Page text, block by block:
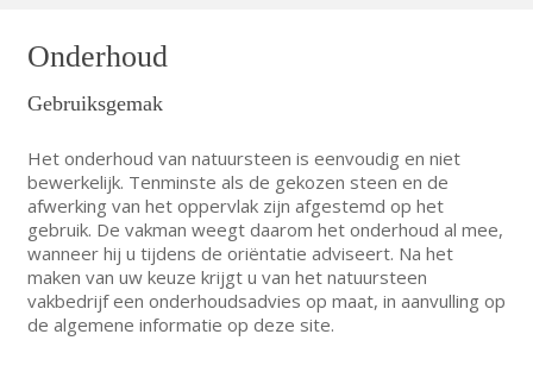
Onderhoud
Gebruiksgemak
Het onderhoud van natuursteen is eenvoudig en niet
bewerkelijk. Tenminste als de gekozen steen en de
afwerking van het oppervlak zijn afgestemd op het
gebruik. De vakman weegt daarom het onderhoud al mee,
wanneer hij u tijdens de oriëntatie adviseert. Na het
maken van uw keuze krijgt u van het natuursteen
vakbedrijf een onderhoudsadvies op maat, in aanvulling op
de algemene informatie op deze site.